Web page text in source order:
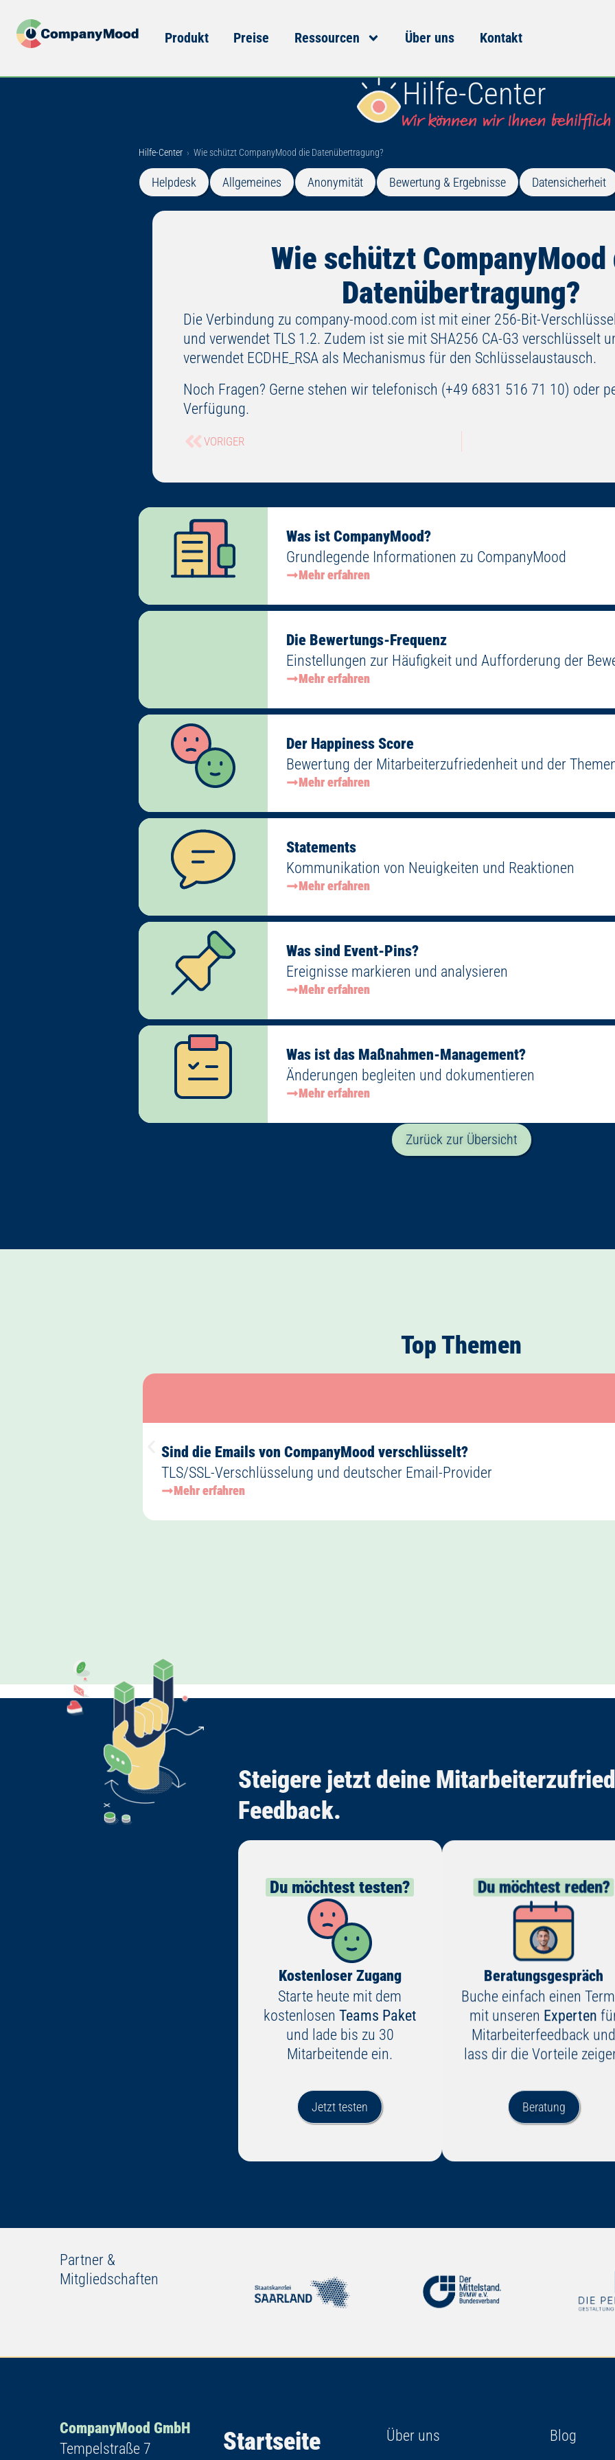
Produkt Preise Ressourcen Über uns Kontakt
Hilfe-Center
Hilfe-Center › Wie schützt CompanyMood die Datenübertragung?
Helpdesk Allgemeines Anonymität Bewertung & Ergebnisse Datensicherheit
Wie schützt CompanyMood
Datenübertragung?
Die Verbindung zu company-mood.com ist mit einer 256-Bit-
und verwendet TLS 1.2. Zudem ist sie mit SHA256 CA-G3 verschlüsselt
verwendet ECDHE_RSA als Mechanismus für den Schlüsselaustausch.
Noch Fragen? Gerne stehen wir telefonisch (+49 6831 516 71 10) oder
Verfügung.
VORIGER
Was ist CompanyMood?
Grundlegende Informationen zu CompanyMood
Mehr erfahren
Die Bewertungs-Frequenz
Einstellungen zur Häufigkeit und Aufforderung der
Mehr erfahren
Der Happiness Score
Bewertung der Mitarbeiterzufriedenheit und der
Mehr erfahren
Statements
Kommunikation von Neuigkeiten und Reaktionen
Mehr erfahren
Was sind Event-Pins?
Ereignisse markieren und analysieren
Mehr erfahren
Was ist das Maßnahmen-Management?
Änderungen begleiten und dokumentieren
Mehr erfahren
Zurück zur Übersicht
Top Themen
Sind die Emails von CompanyMood verschlüsselt?
TLS/SSL-Verschlüsselung und deutscher Email-Provider
Mehr erfahren
Steigere jetzt deine
Feedback.
Du möchtest testen?
Kostenloser Zugang
Starte heute mit dem
kostenlosen Teams Paket
und lade bis zu 30
Mitarbeitende ein.
Jetzt testen
Du möchtest reden?
Beratungsgespräch
Buche einfach einen
mit unseren Experten
Mitarbeiterfeedback und
lass dir die Vorteile
Beratung
Partner &
Mitgliedschaften
CompanyMood GmbH
Tempelstraße 7
Startseite Über uns Blog